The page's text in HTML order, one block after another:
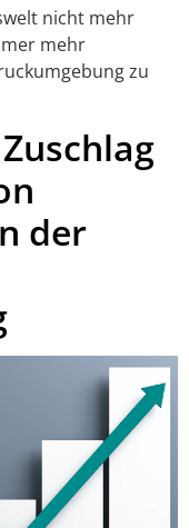
nicht mehr
mehr
zu
der